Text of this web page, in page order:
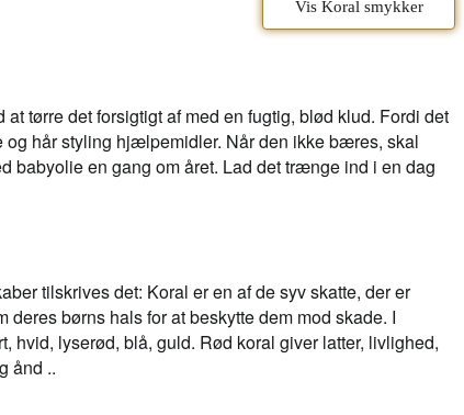
Vis Koral smykker
tørre det forsigtigt af med en fugtig, blød klud. Fordi det
og hår styling hjælpemidler. Når den ikke bæres, skal
babyolie en gang om året. Lad det trænge ind i en dag
tilskrives det: Koral er en af ​​de syv skatte, der er
børns hals for at beskytte dem mod skade. I
hvid, lyserød, blå, guld. Rød koral giver latter, livlighed,
ånd ..